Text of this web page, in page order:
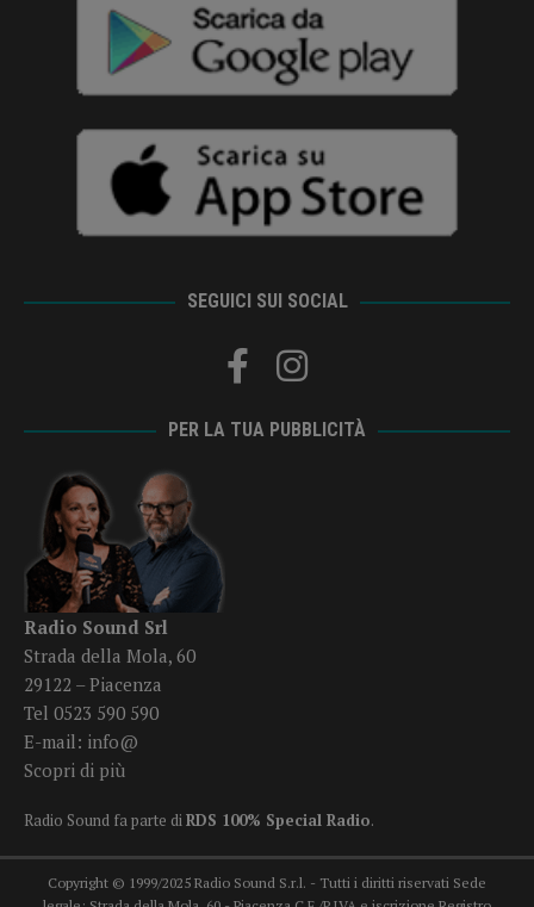
SEGUICI SUI SOCIAL
PER LA TUA PUBBLICITÀ
Radio Sound Srl
Strada della Mola, 60
29122 – Piacenza
Tel 0523 590 590
E-mail: info@
Scopri di più
Radio Sound fa parte diRDS 100% Special Radio.
Copyright © 1999/2025 Radio Sound S.r.l. - Tutti i diritti riservati Sede